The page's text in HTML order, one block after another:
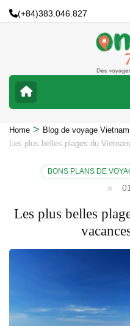
(+84)383.046.827
Home > Blog de voyage Vietnam
Les plus belles plages du
BONS PLANS DE
Les plus belles